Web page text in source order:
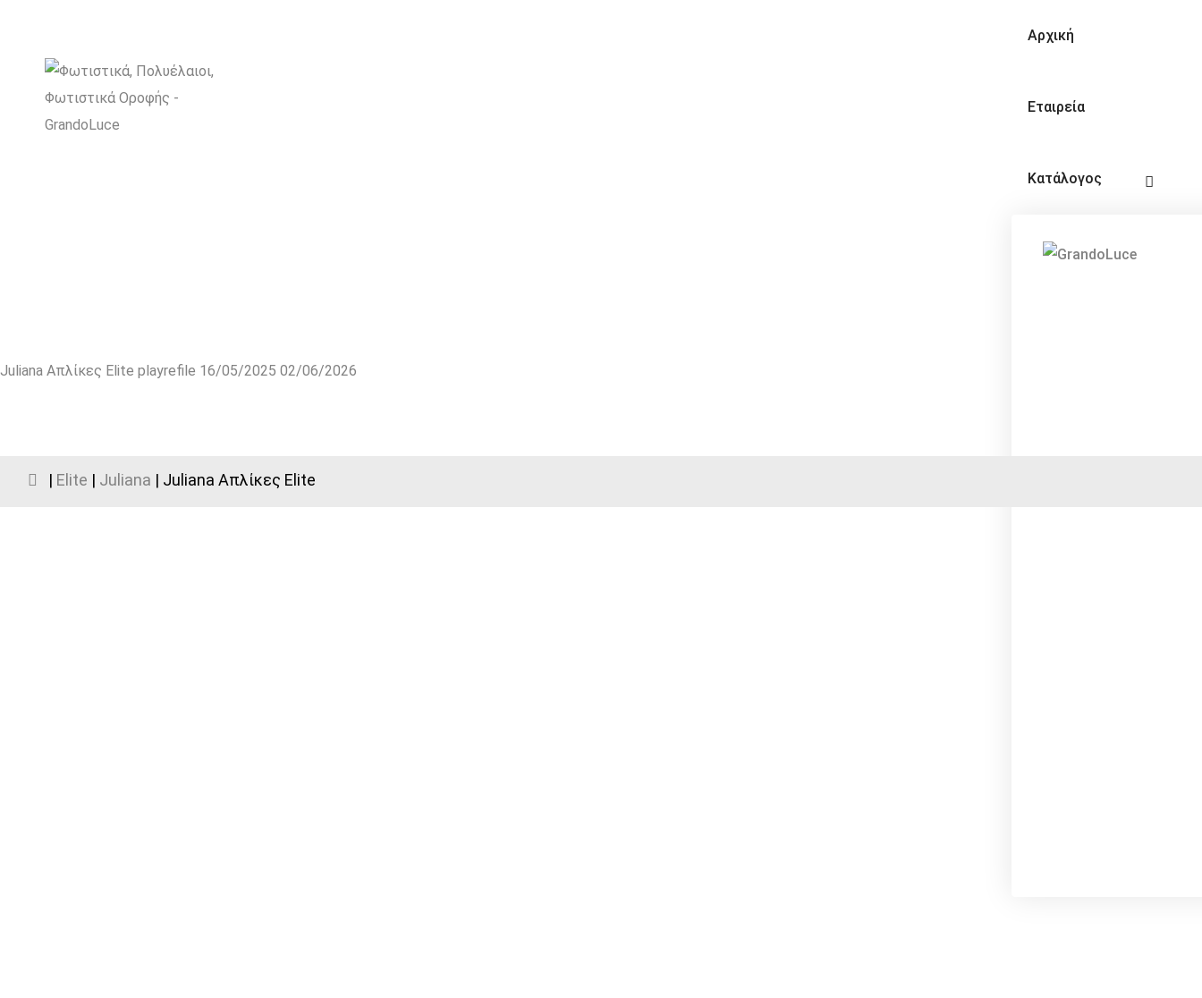
Αρχική
Εταιρεία
Κατάλογος
Video
Juliana Απλίκες Elite playrefile 16/05/2025 02/06/2026
| Elite | Juliana | Juliana Απλίκες Elite